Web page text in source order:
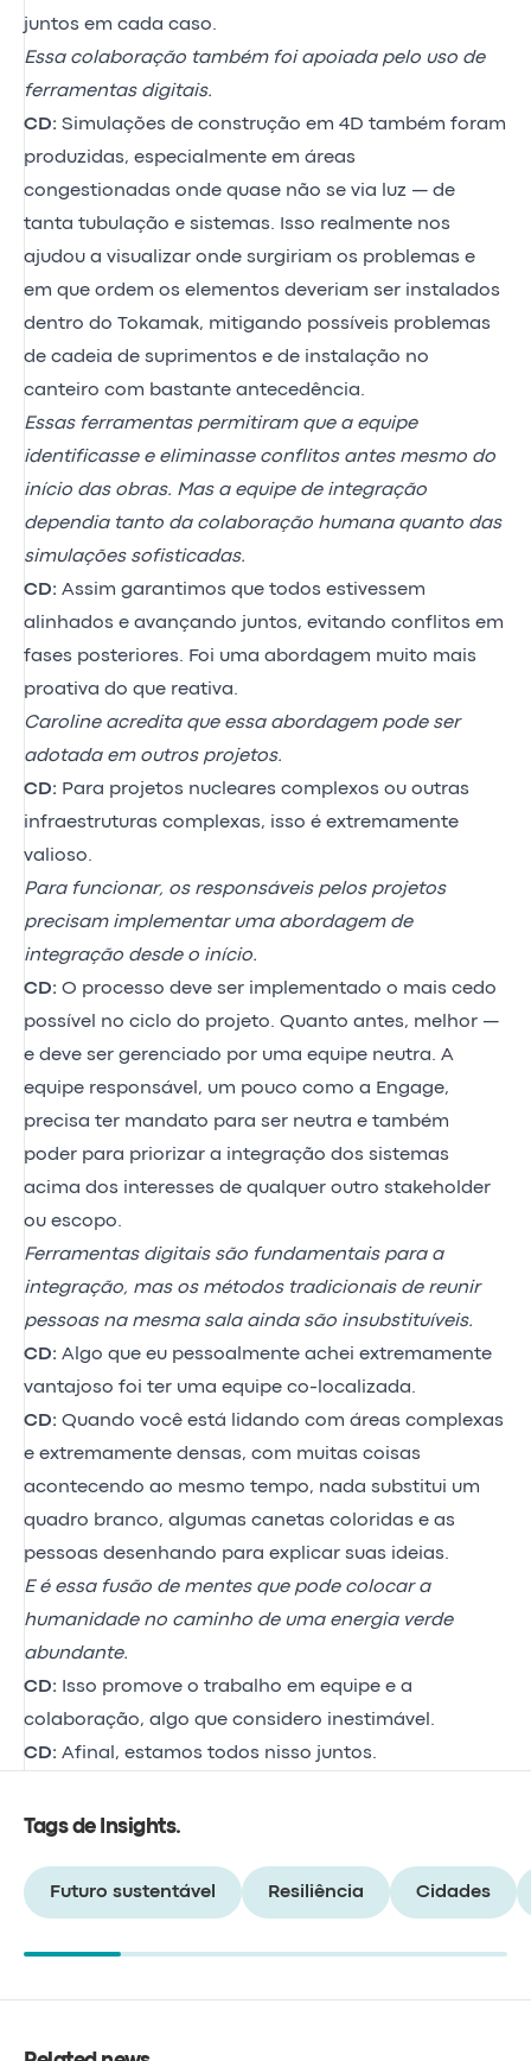
juntos em cada caso.
Essa colaboração também foi apoiada pelo uso de
ferramentas digitais.
CD: Simulações de construção em 4D também foram
produzidas, especialmente em áreas
congestionadas onde quase não se via luz — de
tanta tubulação e sistemas. Isso realmente nos
ajudou a visualizar onde surgiriam os problemas e
em que ordem os elementos deveriam ser instalados
dentro do Tokamak, mitigando possíveis problemas
de cadeia de suprimentos e de instalação no
canteiro com bastante antecedência.
Essas ferramentas permitiram que a equipe
identificasse e eliminasse conflitos antes mesmo do
início das obras. Mas a equipe de integração
dependia tanto da colaboração humana quanto das
simulações sofisticadas.
CD: Assim garantimos que todos estivessem
alinhados e avançando juntos, evitando conflitos em
fases posteriores. Foi uma abordagem muito mais
proativa do que reativa.
Caroline acredita que essa abordagem pode ser
adotada em outros projetos.
CD: Para projetos nucleares complexos ou outras
infraestruturas complexas, isso é extremamente
valioso.
Para funcionar, os responsáveis pelos projetos
precisam implementar uma abordagem de
integração desde o início.
CD: O processo deve ser implementado o mais cedo
possível no ciclo do projeto. Quanto antes, melhor —
e deve ser gerenciado por uma equipe neutra. A
equipe responsável, um pouco como a Engage,
precisa ter mandato para ser neutra e também
poder para priorizar a integração dos sistemas
acima dos interesses de qualquer outro stakeholder
ou escopo.
Ferramentas digitais são fundamentais para a
integração, mas os métodos tradicionais de reunir
pessoas na mesma sala ainda são insubstituíveis.
CD: Algo que eu pessoalmente achei extremamente
vantajoso foi ter uma equipe co-localizada.
CD: Quando você está lidando com áreas complexas
e extremamente densas, com muitas coisas
acontecendo ao mesmo tempo, nada substitui um
quadro branco, algumas canetas coloridas e as
pessoas desenhando para explicar suas ideias.
E é essa fusão de mentes que pode colocar a
humanidade no caminho de uma energia verde
abundante.
CD: Isso promove o trabalho em equipe e a
colaboração, algo que considero inestimável.
CD: Afinal, estamos todos nisso juntos.
Tags de Insights.
Futuro sustentável Resiliência Cidades